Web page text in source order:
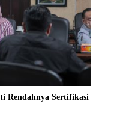
Rendahnya Sertifikasi